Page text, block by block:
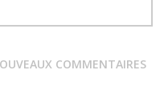
COMMENTAIRES